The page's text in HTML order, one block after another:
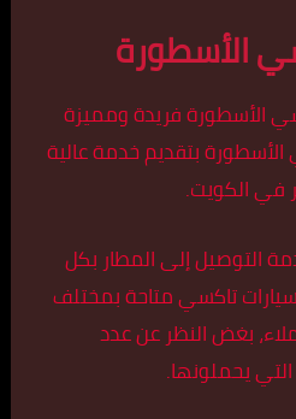
الأسطورة
الأسطورة فريدة ومميزة
بتقديم خدمة عالية
في الكويت.
التوصيل إلى المطار بكل
تاكسي متاحة بمختلف
بغض النظر عن عدد
يحملونها.